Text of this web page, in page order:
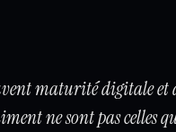
maturité digitale
ne sont pas celles